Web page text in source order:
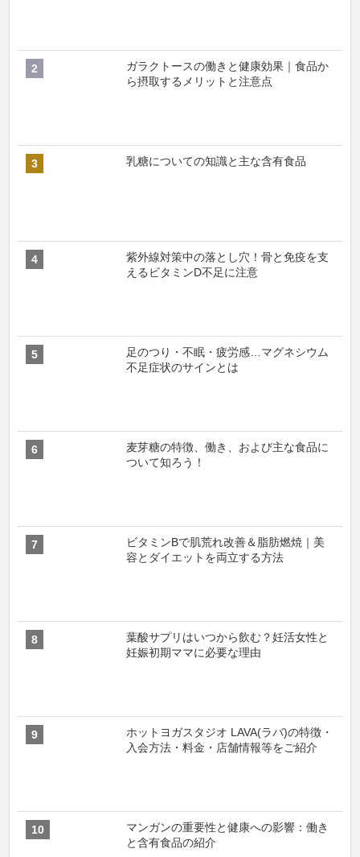
ガラクトースの働きと健康効果｜食品か
ら摂取するメリットと注意点
乳糖についての知識と主な含有食品
紫外線対策中の落とし穴！骨と免疫を支
えるビタミンD不足に注意
足のつり・不眠・疲労感…マグネシウム
不足症状のサインとは
麦芽糖の特徴、働き、および主な食品に
ついて知ろう！
ビタミンBで肌荒れ改善＆脂肪燃焼｜美
容とダイエットを両立する方法
葉酸サプリはいつから飲む？妊活女性と
妊娠初期ママに必要な理由
ホットヨガスタジオ LAVA(ラバ)の特徴・
入会方法・料金・店舗情報等をご紹介
マンガンの重要性と健康への影響：働き
と含有食品の紹介